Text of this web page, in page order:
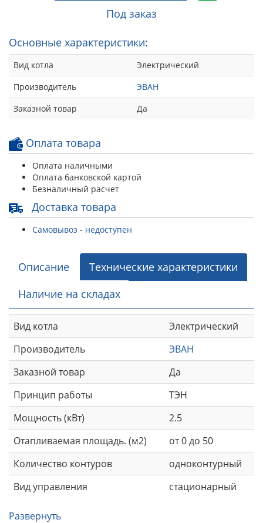
Под заказ
Основные характеристики:
Вид котла
Электрический
Производитель
ЭВАН
Заказной товар
Да
Оплата товара
Оплата наличными
Оплата банковской картой
Безналичный расчет
Доставка товара
Самовывоз - недоступен
Описание
Технические характеристики
Наличие на складах
Вид котла
Электрический
Производитель
ЭВАН
Заказной товар
Да
Принцип работы
ТЭН
Мощность (кВт)
2.5
Отапливаемая площадь. (м2)
от 0 до 50
Количество контуров
одноконтурный
Вид управления
стационарный
Развернуть